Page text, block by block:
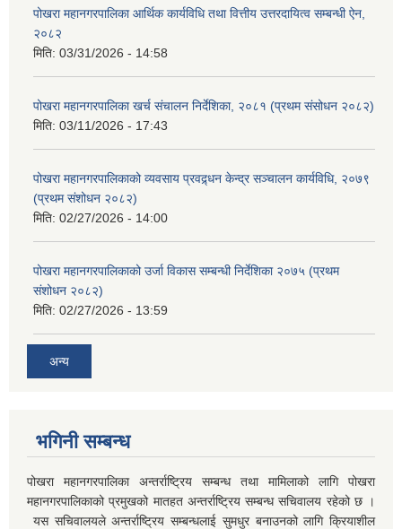
पोखरा महानगरपालिका आर्थिक कार्यविधि तथा वित्तीय उत्तरदायित्व सम्बन्धी ऐन,
२०८२
मिति: 03/31/2026 - 14:58
पोखरा महानगरपालिका खर्च संचालन निर्देशिका, २०८१ (प्रथम संसोधन २०८२)
मिति: 03/11/2026 - 17:43
पोखरा महानगरपालिकाको व्यवसाय प्रवद्र्धन केन्द्र सञ्चालन कार्यविधि, २०७९
(प्रथम संशोधन २०८२)
मिति: 02/27/2026 - 14:00
पोखरा महानगरपालिकाको उर्जा विकास सम्बन्धी निर्देशिका २०७५ (प्रथम
संशोधन २०८२)
मिति: 02/27/2026 - 13:59
अन्य
भगिनी सम्बन्ध
पोखरा महानगरपालिका अन्तर्राष्ट्रिय सम्बन्ध तथा मामिलाको लागि पोखरा
महानगरपालिकाको प्रमुखको मातहत अन्तर्राष्ट्रिय सम्बन्ध सचिवालय रहेको छ ।
यस सचिवालयले अन्तर्राष्ट्रिय सम्बन्धलाई सुमधुर बनाउनको लागि क्रियाशील